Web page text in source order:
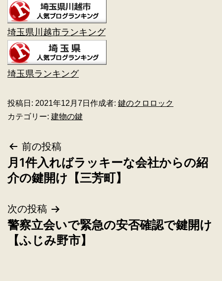
埼玉県川越市ランキング
埼玉県ランキング
投稿日: 2021年12月7日 作成者: 鍵のクロロック
カテゴリー: 建物の鍵
前の投稿
月1件入ればラッキーな会社からの紹
介の鍵開け【三芳町】
次の投稿
警察立会いで緊急の安否確認で鍵開け
【ふじみ野市】